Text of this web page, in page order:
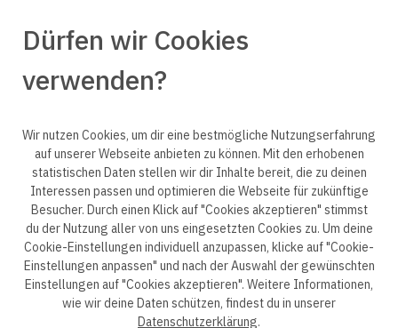
ep life science
Datenschutzerklärung B2B Datenschutzerklärung
Datenschutzhinweise Bewerber
Dürfen wir Cookies
verwenden?
Wir nutzen Cookies, um dir eine bestmögliche Nutzungserfahrung
auf unserer Webseite anbieten zu können. Mit den erhobenen
statistischen Daten stellen wir dir Inhalte bereit, die zu deinen
Interessen passen und optimieren die Webseite für zukünftige
Besucher. Durch einen Klick auf "Cookies akzeptieren" stimmst
du der Nutzung aller von uns eingesetzten Cookies zu. Um deine
Cookie-Einstellungen individuell anzupassen, klicke auf "Cookie-
Einstellungen anpassen" und nach der Auswahl der gewünschten
Einstellungen auf "Cookies akzeptieren". Weitere Informationen,
wie wir deine Daten schützen, findest du in unserer
Datenschutzerklärung.